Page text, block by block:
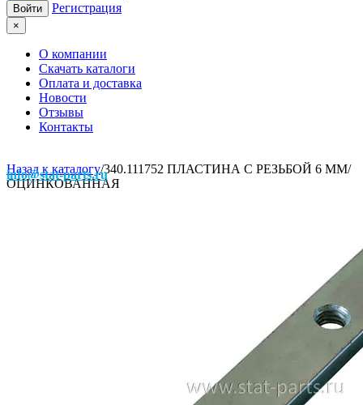
Регистрация
×
О компании
Скачать каталоги
Оплата и доставка
Новости
Отзывы
Контакты
info@stat-parts.ru
Назад к каталогу/340.111752 ПЛАСТИНА С РЕЗЬБОЙ 6 ММ/
ОЦИНКОВАННАЯ